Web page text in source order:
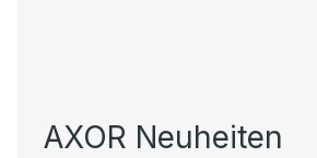
AXOR Neuheiten